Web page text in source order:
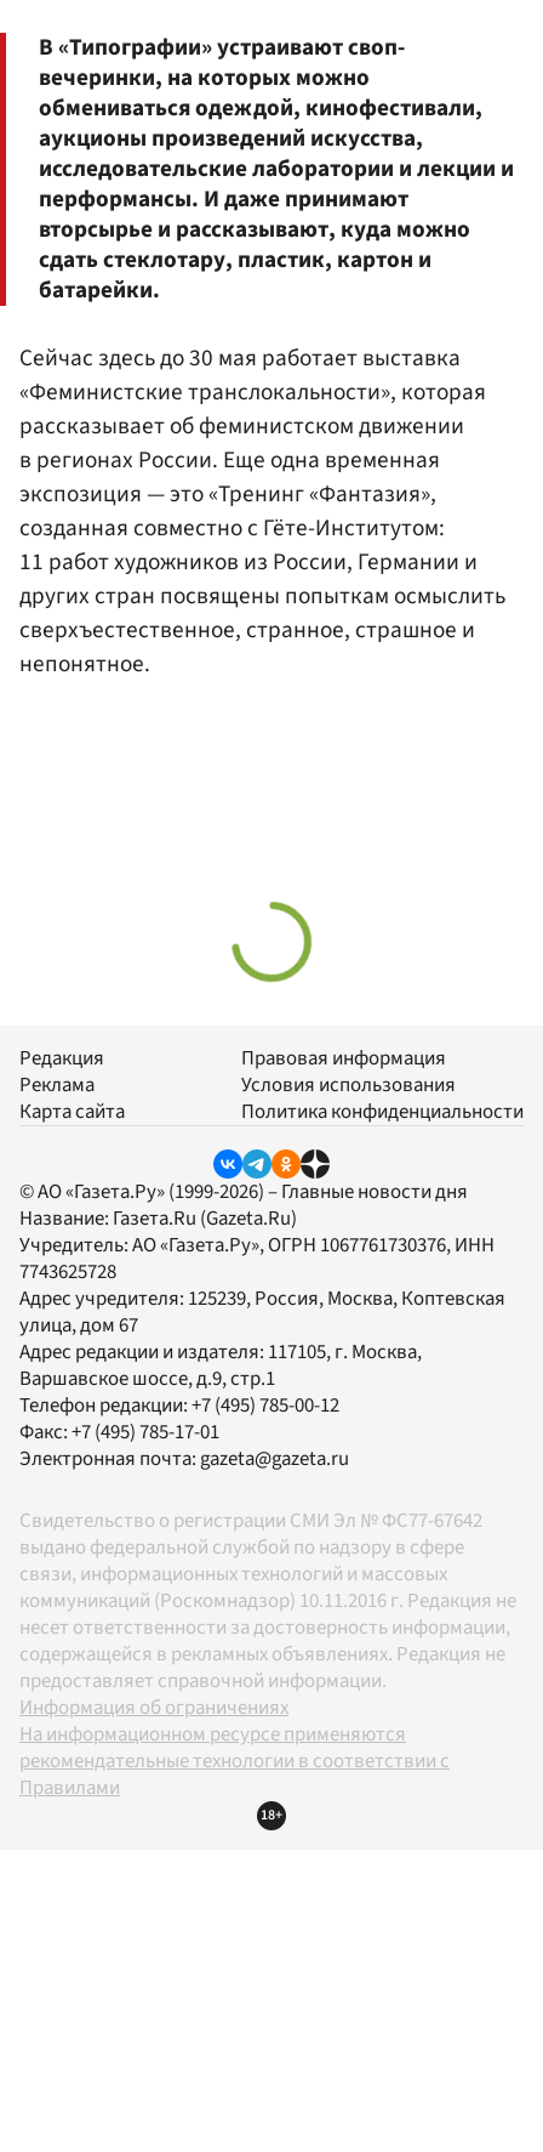
В «Типографии» устраивают своп-
вечеринки, на которых можно
обмениваться одеждой, кинофестивали,
аукционы произведений искусства,
исследовательские лаборатории и лекции и
перформансы. И даже принимают
вторсырье и рассказывают, куда можно
сдать стеклотару, пластик, картон и
батарейки.
Сейчас здесь до 30 мая работает выставка
«Феминистские транслокальности», которая
рассказывает об феминистском движении
в регионах России. Еще одна временная
экспозиция — это «Тренинг «Фантазия»,
созданная совместно с Гёте-Институтом:
11 работ художников из России, Германии и
других стран посвящены попыткам осмыслить
сверхъестественное, странное, страшное и
непонятное.
Редакция
Реклама
Карта сайта
Правовая информация
Условия использования
Политика конфиденциальности
© АО «Газета.Ру» (1999-2026) – Главные новости дня
Название: Газета.Ru (Gazeta.Ru)
Учредитель:АО «Газета.Ру», ОГРН 1067761730376, ИНН
7743625728
Адрес учредителя: 125239, Россия, Москва, Коптевская
улица, дом 67
Адрес редакции и издателя: 117105, г. Москва,
Варшавское шоссе, д.9, стр.1
Телефон редакции:+7 (495) 785-00-12
Факс:+7 (495) 785-17-01
Электронная почта:gazeta@gazeta.ru
Свидетельство о регистрации СМИ Эл № ФС77-67642
выдано федеральной службой по надзору в сфере
связи, информационных технологий и массовых
коммуникаций (Роскомнадзор) 10.11.2016 г. Редакция не
несет ответственности за достоверность информации,
содержащейся в рекламных объявлениях. Редакция не
предоставляет справочной информации.
Информация об ограничениях
На информационном ресурсе применяются
рекомендательные технологии в соответствии с
Правилами
18+